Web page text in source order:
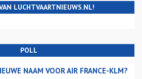
LUCHTVAARTNIEUWS.NL!
POLL
NAAM VOOR AIR FRANCE-KLM?